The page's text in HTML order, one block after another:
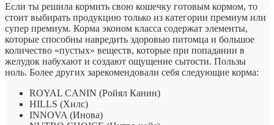
Если ты решила кормить свою кошечку готовым кормом, то
стоит выбирать продукцию только из категории премиум или
супер премиум. Корма эконом класса содержат элементы,
которые способны навредить здоровью питомца и большое
количество «пустых» веществ, которые при попадании в
желудок набухают и создают ощущение сытости. Пользы
ноль. Более других зарекомендовали себя следующие корма:
ROYAL CANIN (Ройял Канин)
HILLS (Хилс)
INNOVA (Инова)